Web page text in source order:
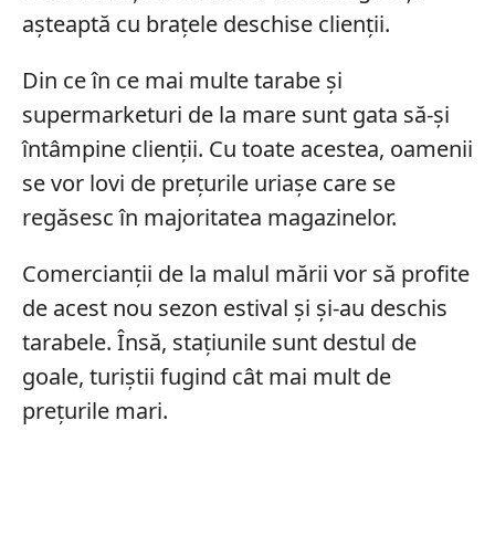
așteaptă cu brațele deschise clienții.
Din ce în ce mai multe tarabe și
supermarketuri de la mare sunt gata să-și
întâmpine clienții. Cu toate acestea, oamenii
se vor lovi de prețurile uriașe care se
regăsesc în majoritatea magazinelor.
Comercianții de la malul mării vor să profite
de acest nou sezon estival și și-au deschis
tarabele. Însă, stațiunile sunt destul de
goale, turiștii fugind cât mai mult de
prețurile mari.